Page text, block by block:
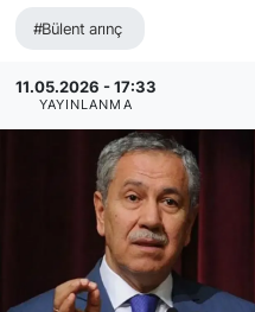
#Bülent arınç
11.05.2026 - 17:33
YAYINLANMA